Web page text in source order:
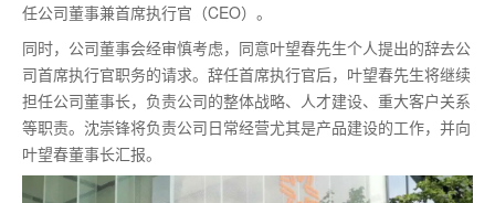
任公司董事兼首席执行官（CEO）。
同时，公司董事会经审慎考虑，同意叶望春先生个人提出的辞去公
司首席执行官职务的请求。辞任首席执行官后，叶望春先生将继续
担任公司董事长，负责公司的整体战略、人才建设、重大客户关系
等职责。沈崇锋将负责公司日常经营尤其是产品建设的工作，并向
叶望春董事长汇报。